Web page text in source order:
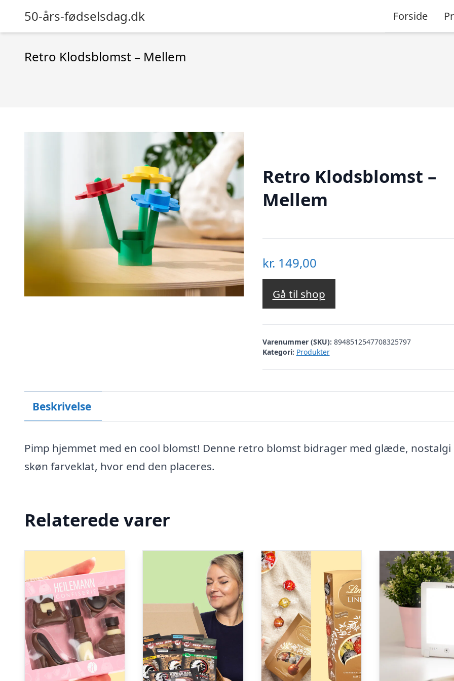
50-års-fødselsdag.dk Forside
Retro Klodsblomst – Mellem
Retro Klodsblomst –
Mellem
kr. 149,00
Gå til shop
Varenummer (SKU): 8948512547708325797
Kategori: Produkter
Beskrivelse
Pimp hjemmet med en cool blomst! Denne retro blomst bidrager med glæde, nostalgi
skøn farveklat, hvor end den placeres.
Relaterede varer